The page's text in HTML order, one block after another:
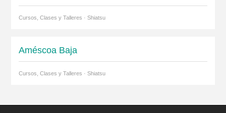
Cursos, Clases y Talleres · Shiatsu
Améscoa Baja
Cursos, Clases y Talleres · Shiatsu